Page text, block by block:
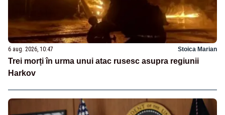
6 aug. 2026, 10:47 Stoica Marian
Trei morți în urma unui atac rusesc asupra regiunii
Harkov